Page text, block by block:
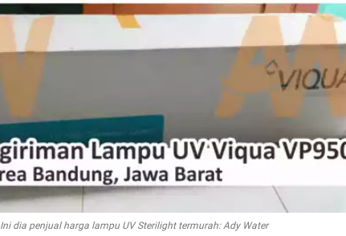
Ini dia penjual harga lampu UV Sterilight termurah: Ady Water